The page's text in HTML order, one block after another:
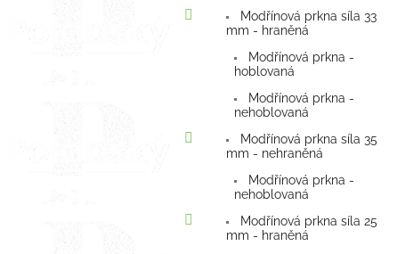
Modřínová prkna síla 33
mm - hraněná
Modřínová prkna -
hoblovaná
Modřínová prkna -
nehoblovaná
Modřínová prkna síla 35
mm - nehraněná
Modřínová prkna -
nehoblovaná
Modřínová prkna síla 25
mm - hraněná